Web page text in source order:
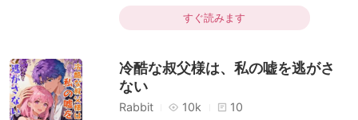
める。「子供までいるのに、今さら何を恥じ
らう？」 足元にいた、小さ
た。 「社長、私が診察いたしましょうか？」
社長は、例の「更生した」と言われる顔を向
家庭医は慌てて逃げ出した。 2ヶ月後、その
家庭医はまんまと後妻の座を射止めた。 「奥
様、どうやって社長の心を開かせたのです
恋のライバル
ベビー助攻
すぐ読みます
冷酷な叔父様は、私の嘘を逃がさ
ない
Rabbit 10k
10